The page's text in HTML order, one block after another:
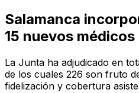
Salamanca
15 nuevos
La Junta ha adjudicado en
de los cuales 226 son fruto
fidelización y cobertura